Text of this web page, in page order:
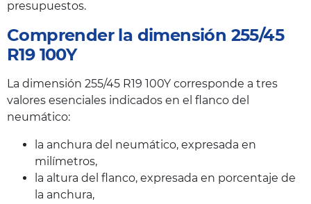
presupuestos.
Comprender la dimensión 255/45
R19 100Y
La dimensión 255/45 R19 100Y corresponde a tres
valores esenciales indicados en el flanco del
neumático:
la anchura del neumático, expresada en
milímetros,
la altura del flanco, expresada en porcentaje de
la anchura,